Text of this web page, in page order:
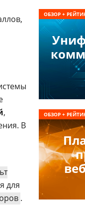
,
В
для
.
ОБЗОР +
ОБЗОР +